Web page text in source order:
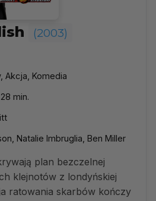
(2003)
Akcja, Komedia
min.
Natalie Imbruglia, Ben Miller
plan bezczelnej
klejnotów z londyńskiej
ratowania skarbów kończy